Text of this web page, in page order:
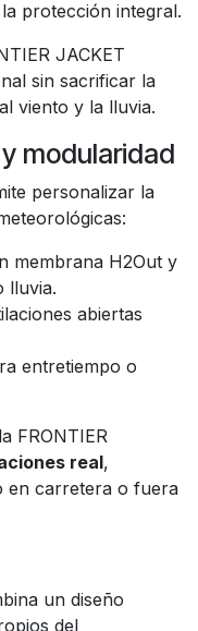
protección integral.
JACKET
sin sacrificar la
viento y la lluvia.
modularidad
personalizar la
membrana H2Out y
lluvia.
abiertas
entretiempo o
FRONTIER
real,
en carretera o fuera
un diseño
del